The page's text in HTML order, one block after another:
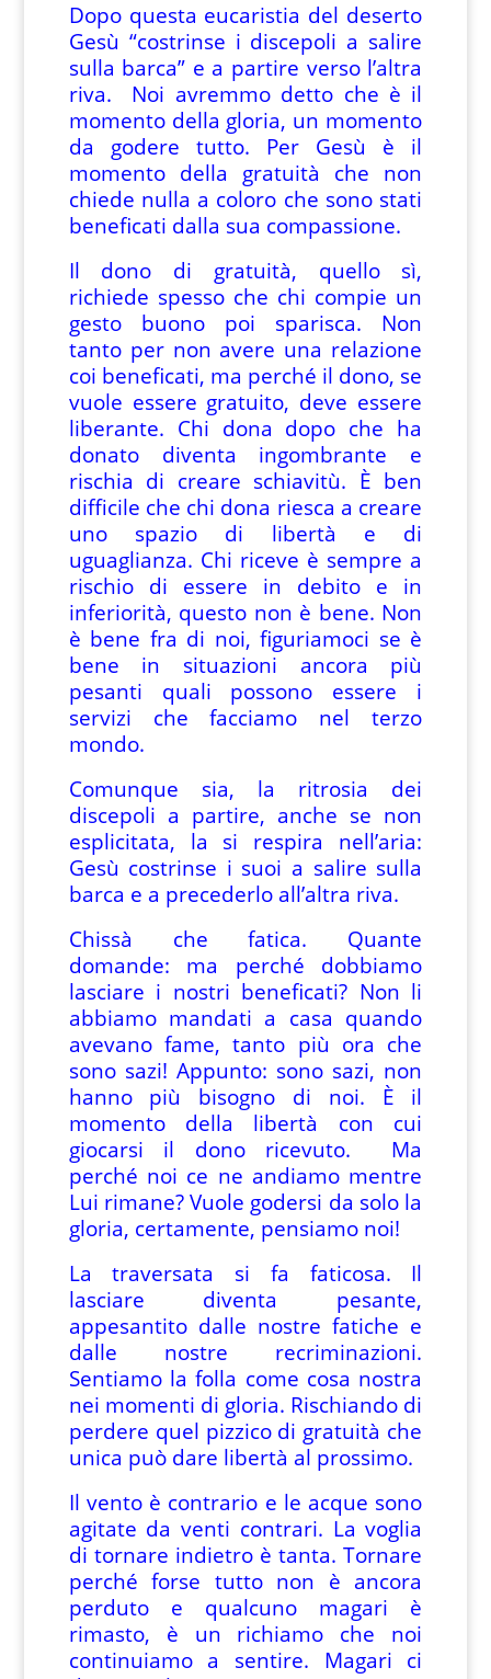
Dopo questa eucaristia del deserto
Gesù “costrinse i discepoli a salire
sulla barca” e a partire verso l’altra
riva. Noi avremmo detto che è il
momento della gloria, un momento
da godere tutto. Per Gesù è il
momento della gratuità che non
chiede nulla a coloro che sono stati
beneficati dalla sua compassione.
Il dono di gratuità, quello sì,
richiede spesso che chi compie un
gesto buono poi sparisca. Non
tanto per non avere una relazione
coi beneficati, ma perché il dono, se
vuole essere gratuito, deve essere
liberante. Chi dona dopo che ha
donato diventa ingombrante e
rischia di creare schiavitù. È ben
difficile che chi dona riesca a creare
uno spazio di libertà e di
uguaglianza. Chi riceve è sempre a
rischio di essere in debito e in
inferiorità, questo non è bene. Non
è bene fra di noi, figuriamoci se è
bene in situazioni ancora più
pesanti quali possono essere i
servizi che facciamo nel terzo
mondo.
Comunque sia, la ritrosia dei
discepoli a partire, anche se non
esplicitata, la si respira nell’aria:
Gesù costrinse i suoi a salire sulla
barca e a precederlo all’altra riva.
Chissà che fatica. Quante
domande: ma perché dobbiamo
lasciare i nostri beneficati? Non li
abbiamo mandati a casa quando
avevano fame, tanto più ora che
sono sazi! Appunto: sono sazi, non
hanno più bisogno di noi. È il
momento della libertà con cui
giocarsi il dono ricevuto. Ma
perché noi ce ne andiamo mentre
Lui rimane? Vuole godersi da solo la
gloria, certamente, pensiamo noi!
La traversata si fa faticosa. Il
lasciare diventa pesante,
appesantito dalle nostre fatiche e
dalle nostre recriminazioni.
Sentiamo la folla come cosa nostra
nei momenti di gloria. Rischiando di
perdere quel pizzico di gratuità che
unica può dare libertà al prossimo.
Il vento è contrario e le acque sono
agitate da venti contrari. La voglia
di tornare indietro è tanta. Tornare
perché forse tutto non è ancora
perduto e qualcuno magari è
rimasto, è un richiamo che noi
continuiamo a sentire. Magari ci